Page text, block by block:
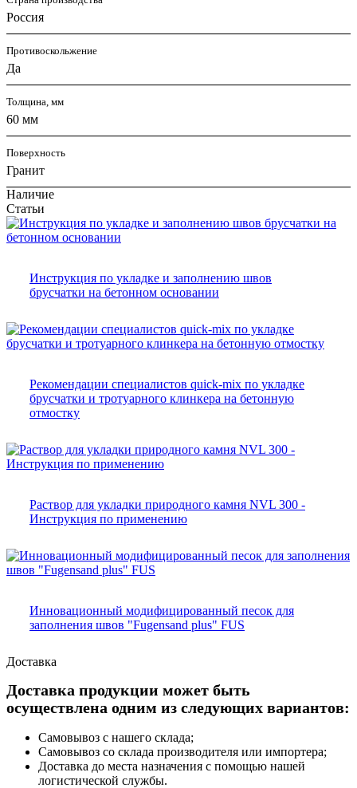
Россия
Противоскольжение
Да
Толщина, мм
60 мм
Поверхность
Гранит
Наличие
Статьи
Инструкция по укладке и заполнению швов
брусчатки на бетонном основании
Рекомендации специалистов quick-mix по укладке
брусчатки и тротуарного клинкера на бетонную
отмостку
Раствор для укладки природного камня NVL 300 -
Инструкция по применению
Инновационный модифицированный песок для
заполнения швов "Fugensand plus" FUS
Доставка
Доставка продукции может быть
осуществлена одним из следующих вариантов:
Самовывоз с нашего склада;
Самовывоз со склада производителя или импортера;
Доставка до места назначения с помощью нашей
логистической службы.